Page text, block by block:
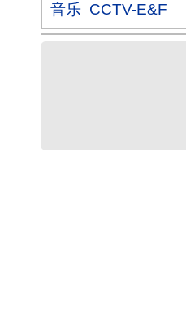
音乐 CCTV-E&F